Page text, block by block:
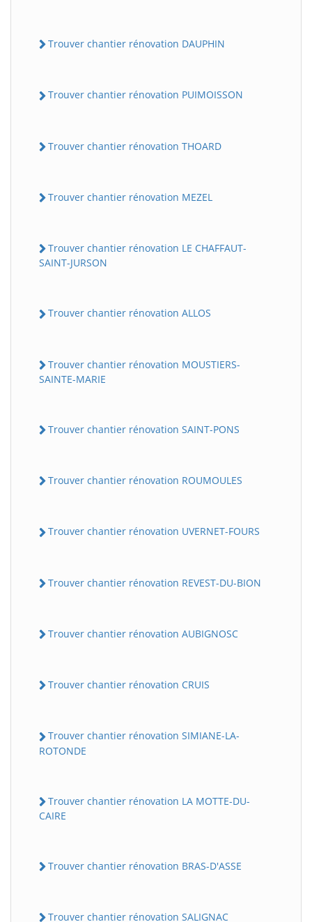
Trouver chantier rénovation DAUPHIN
Trouver chantier rénovation PUIMOISSON
Trouver chantier rénovation THOARD
Trouver chantier rénovation MEZEL
Trouver chantier rénovation LE CHAFFAUT-
SAINT-JURSON
Trouver chantier rénovation ALLOS
Trouver chantier rénovation MOUSTIERS-
SAINTE-MARIE
Trouver chantier rénovation SAINT-PONS
Trouver chantier rénovation ROUMOULES
Trouver chantier rénovation UVERNET-FOURS
Trouver chantier rénovation REVEST-DU-BION
Trouver chantier rénovation AUBIGNOSC
Trouver chantier rénovation CRUIS
Trouver chantier rénovation SIMIANE-LA-
ROTONDE
Trouver chantier rénovation LA MOTTE-DU-
CAIRE
Trouver chantier rénovation BRAS-D'ASSE
Trouver chantier rénovation SALIGNAC